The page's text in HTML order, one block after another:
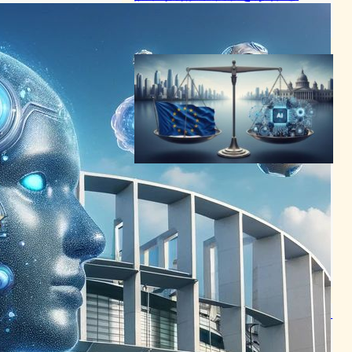
EU AI法に延期案、トランプ
政権と大手テック企業の圧力
で欧州委員会が方針転換を検
討
AI（人工知能）ニュース
テクノロジーと社会ニュース
2025年11月8日14:29
EUが高リスクAI利用を禁止、
新法でデジタル社会の安全確
保